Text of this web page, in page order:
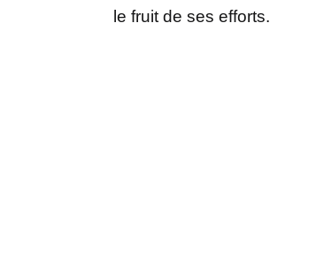
le fruit de ses efforts.